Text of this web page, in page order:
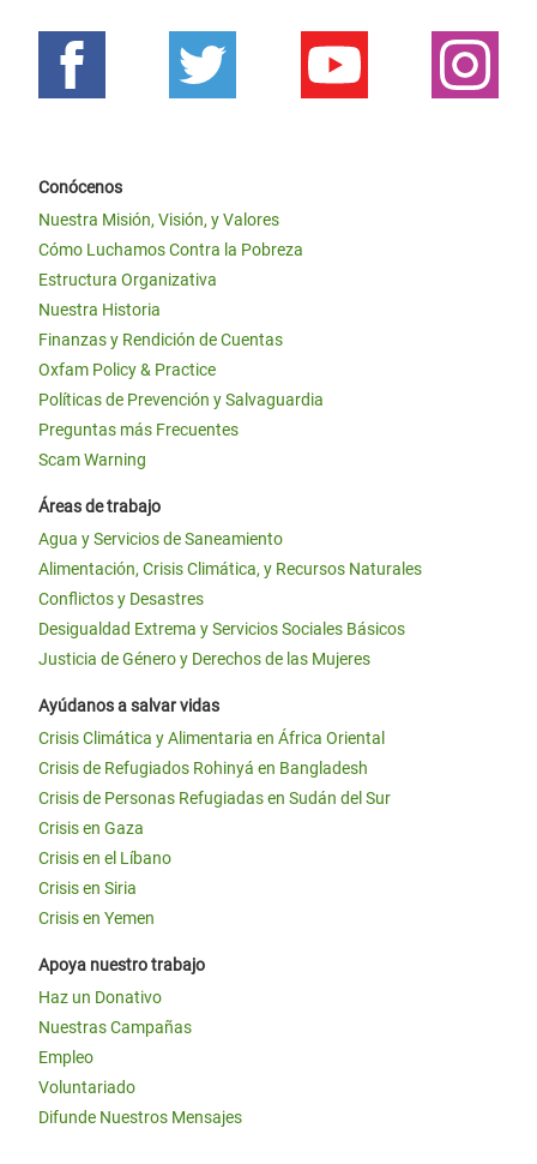
Conócenos
Nuestra Misión, Visión, y Valores
Cómo Luchamos Contra la Pobreza
Estructura Organizativa
Nuestra Historia
Finanzas y Rendición de Cuentas
Oxfam Policy & Practice
Políticas de Prevención y Salvaguardia
Preguntas más Frecuentes
Scam Warning
Áreas de trabajo
Agua y Servicios de Saneamiento
Alimentación, Crisis Climática, y Recursos Naturales
Conflictos y Desastres
Desigualdad Extrema y Servicios Sociales Básicos
Justicia de Género y Derechos de las Mujeres
Ayúdanos a salvar vidas
Crisis Climática y Alimentaria en África Oriental
Crisis de Refugiados Rohinyá en Bangladesh
Crisis de Personas Refugiadas en Sudán del Sur
Crisis en Gaza
Crisis en el Líbano
Crisis en Siria
Crisis en Yemen
Apoya nuestro trabajo
Haz un Donativo
Nuestras Campañas
Empleo
Voluntariado
Difunde Nuestros Mensajes